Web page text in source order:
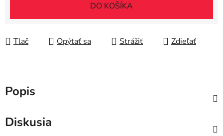
DO KOŠÍKA
Tlač Opýtať sa Strážiť Zdieľať
Popis
Diskusia